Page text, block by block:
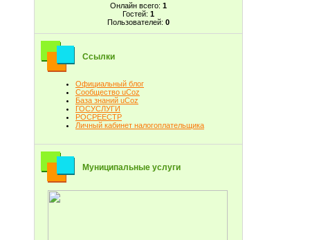
Онлайн всего: 1
Гостей: 1
Пользователей: 0
Ссылки
Официальный блог
Сообщество uCoz
База знаний uCoz
ГОСУСЛУГИ
РОСРЕЕСТР
Личный кабинет налогоплательщика
Муниципальные услуги